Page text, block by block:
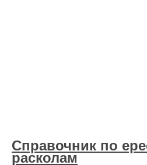
Справочник по
расколам